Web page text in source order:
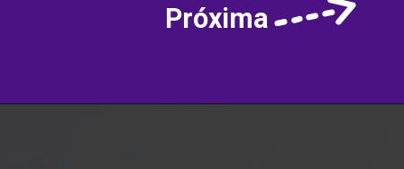
Próxima